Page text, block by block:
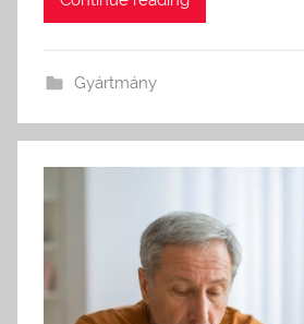
Gyártmány